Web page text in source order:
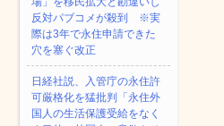
反対パブコメが殺到 ※実
際は3年で永住申請できた
穴を塞ぐ改正
日経社説、入管庁の永住許
可厳格化を猛批判「永住外
国人の生活保護受給をなく